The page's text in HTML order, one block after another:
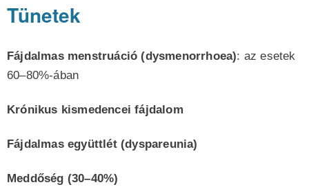
Tünetek
Fájdalmas menstruáció (dysmenorrhoea): az esetek
60–80%-ában
Krónikus kismedencei fájdalom
Fájdalmas együttlét (dyspareunia)
Meddőség (30–40%)